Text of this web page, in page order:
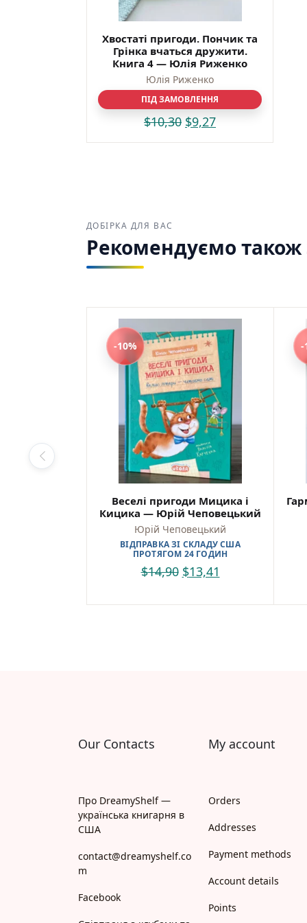
Хвостаті пригоди. Пончик та
Грінка вчаться дружити.
Книга 4 — Юлія Риженко
Юлія Риженко
ПІД ЗАМОВЛЕННЯ
$10,30 $9,27
ДОБІРКА ДЛЯ ВАС
Рекомендуємо також
-10%
Веселі пригоди Мицика і
Кицика — Юрій Чеповецький
Юрій Чеповецький
ВІДПРАВКА ЗІ СКЛАДУ США
ПРОТЯГОМ 24 ГОДИН
$14,90 $13,41
-
Our Contacts
Про DreamyShelf —
українська книгарня в
США
contact@dreamyshelf.co
m
Facebook
My account
Orders
Addresses
Payment methods
Account details
Points